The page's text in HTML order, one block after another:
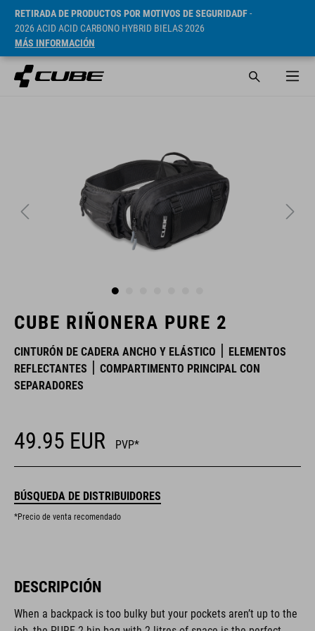
RETIRADA DE PRODUCTOS POR MOTIVOS DE SEGURIDADF-
2026 ACID ACID CARBONO HYBRID BIELAS 2026
MÁS INFORMACIÓN
CUBE RIÑONERA PURE 2
CINTURÓN DE CADERA ANCHO Y ELÁSTICO
ELEMENTOS
REFLECTANTES
COMPARTIMENTO PRINCIPAL CON
SEPARADORES
49.95 EUR PVP*
BÚSQUEDA DE DISTRIBUIDORES
*Precio de venta recomendado
DESCRIPCIÓN
When a backpack is too bulky but your pockets aren’t up to the